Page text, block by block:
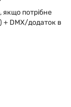
якщо потрібне
+ DMX/додаток в